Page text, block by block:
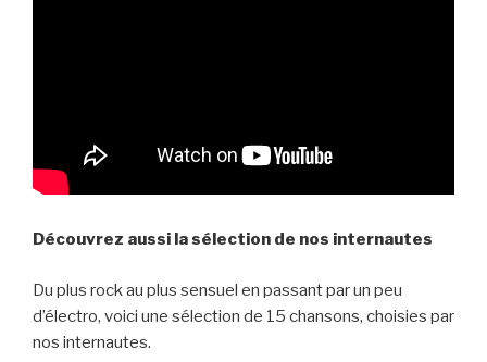
Découvrez aussi la sélection de nos internautes
Du plus rock au plus sensuel en passant par un peu
d’électro, voici une sélection de 15 chansons, choisies par
nos internautes.